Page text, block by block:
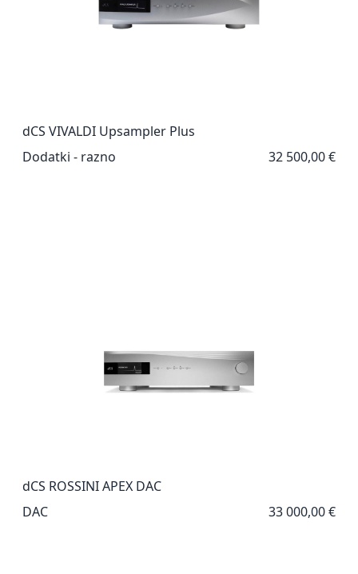
dCS VIVALDI Upsampler Plus
Dodatki - razno
32 500,00 €
dCS ROSSINI APEX DAC
DAC
33 000,00 €